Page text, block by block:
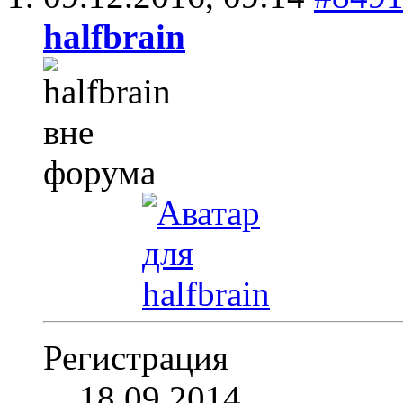
halfbrain
Регистрация